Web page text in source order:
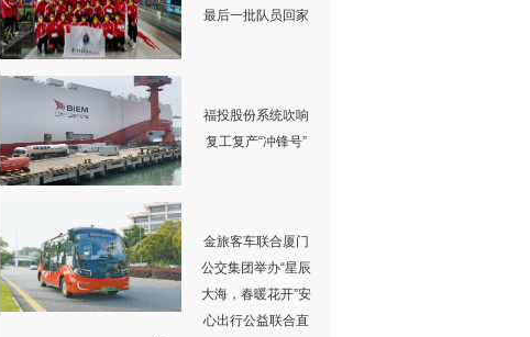
最后一批队员回家
福投股份系统吹响
复工复产“冲锋号”
金旅客车联合厦门
公交集团举办“星辰
大海，春暖花开”安
心出行公益联合直